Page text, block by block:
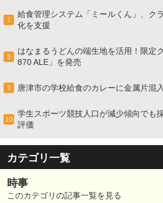
7
給食管理システム「ミールくん」、ク
化を支援
8
はなまるうどんの端生地を活用！限定
870 ALE」を発売
9 唐津市の学校給食のカレーに金属片混
10
学生スポーツ競技人口が減少傾向でも
評価
カテゴリ一覧
時事
このカテゴリの記事一覧を見る